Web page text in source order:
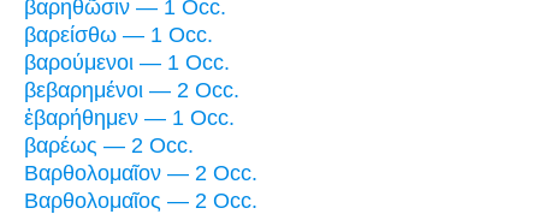
βαρηθῶσιν — 1 Occ.
βαρείσθω — 1 Occ.
βαρούμενοι — 1 Occ.
βεβαρημένοι — 2 Occ.
ἐβαρήθημεν — 1 Occ.
βαρέως — 2 Occ.
Βαρθολομαῖον — 2 Occ.
Βαρθολομαῖος — 2 Occ.